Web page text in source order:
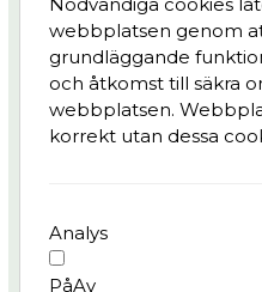
webbplatsen genom
grundläggande
och åtkomst till säkra
webbplatsen.
korrekt utan dessa
Analys
PåAv
Konst & kultur
Frågor & svar
Integritetspolicy
Älvstranden Utveckling